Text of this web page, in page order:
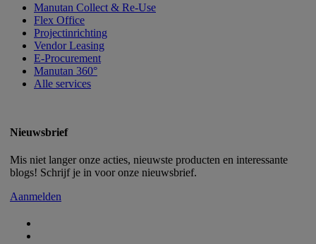
Manutan Collect & Re-Use
Flex Office
Projectinrichting
Vendor Leasing
E-Procurement
Manutan 360°
Alle services
Nieuwsbrief
Mis niet langer onze acties, nieuwste producten en interessante
blogs! Schrijf je in voor onze nieuwsbrief.
Aanmelden